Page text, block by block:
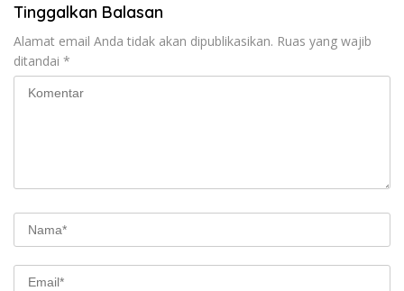
Tinggalkan Balasan
Alamat email Anda tidak akan dipublikasikan. Ruas yang wajib
ditandai *